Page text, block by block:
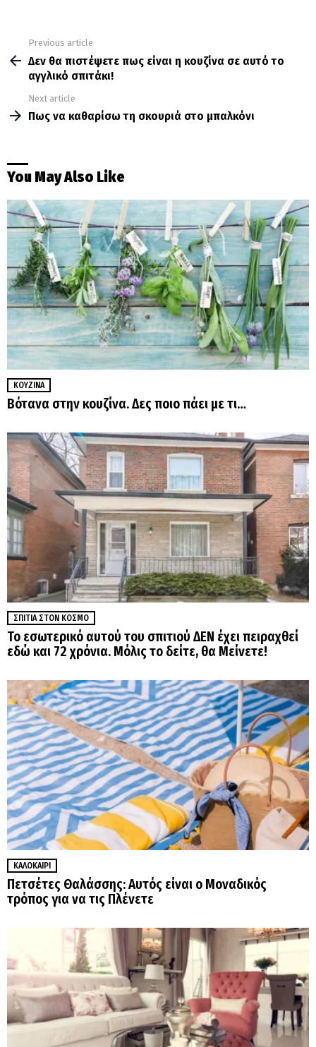
more
Previous article
Δεν θα πιστέψετε πως είναι η κουζίνα σε αυτό το
αγγλικό σπιτάκι!
Next article
Πως να καθαρίσω τη σκουριά στο μπαλκόνι
You May Also Like
ΚΟΥΖΊΝΑ
Βότανα στην κουζίνα. Δες ποιο πάει με τι…
ΣΠΊΤΙΑ ΣΤΟΝ ΚΌΣΜΟ
Το εσωτερικό αυτού του σπιτιού ΔΕΝ έχει πειραχθεί
εδώ και 72 χρόνια. Μόλις το δείτε, θα Μείνετε!
ΚΑΛΟΚΑΊΡΙ
Πετσέτες Θαλάσσης: Αυτός είναι ο Μοναδικός
τρόπος για να τις Πλένετε